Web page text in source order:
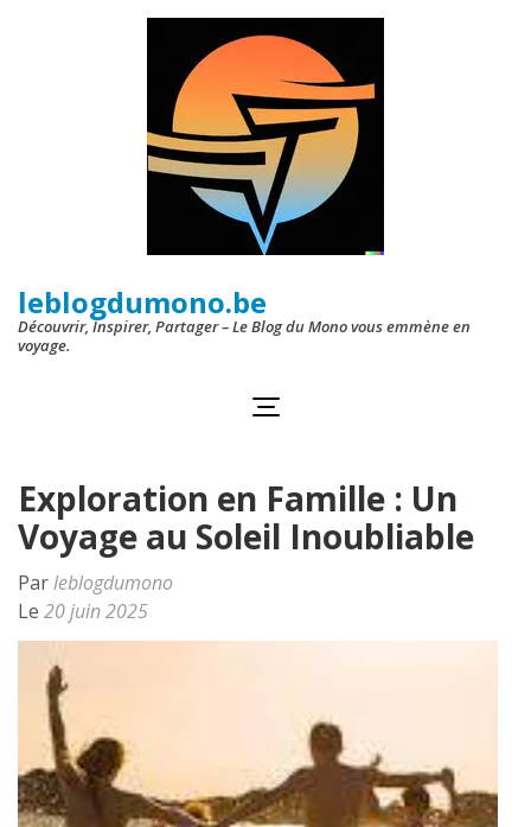
leblogdumono.be
Découvrir, Inspirer, Partager – Le Blog du Mono vous emmène en
voyage.
Exploration en Famille : Un
Voyage au Soleil Inoubliable
Parleblogdumono
Le 20 juin 2025